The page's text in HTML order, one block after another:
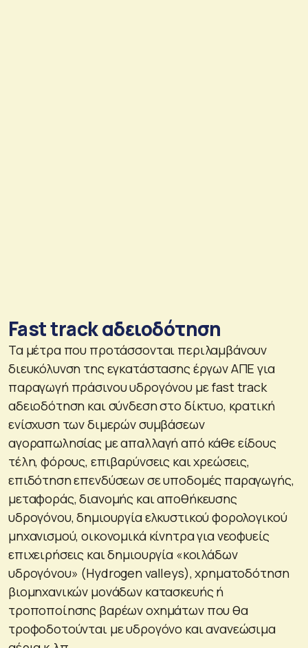
Fast track αδειοδότηση
Τα μέτρα που προτάσσονται περιλαμβάνουν
διευκόλυνση της εγκατάστασης έργων ΑΠΕ για
παραγωγή πράσινου υδρογόνου με fast track
αδειοδότηση και σύνδεση στο δίκτυο, κρατική
ενίσχυση των διμερών συμβάσεων
αγοραπωλησίας με απαλλαγή από κάθε είδους
τέλη, φόρους, επιβαρύνσεις και χρεώσεις,
επιδότηση επενδύσεων σε υποδομές παραγωγής,
μεταφοράς, διανομής και αποθήκευσης
υδρογόνου, δημιουργία ελκυστικού φορολογικού
μηχανισμού, οικονομικά κίνητρα για νεοφυείς
επιχειρήσεις και δημιουργία «κοιλάδων
υδρογόνου» (Hydrogen valleys), χρηματοδότηση
βιομηχανικών μονάδων κατασκευής ή
τροποποίησης βαρέων οχημάτων που θα
τροφοδοτούνται με υδρογόνο και ανανεώσιμα